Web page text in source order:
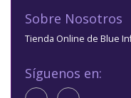
Sobre Nosotros
Tienda Online de Blue
Síguenos en: